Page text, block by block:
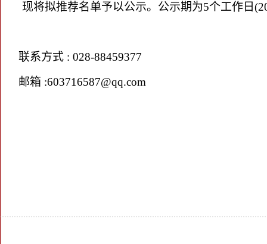
现将拟推荐名单予以公示。公示期为5个工作日
联系方式 : 028-88459377
邮箱 :603716587@qq.com